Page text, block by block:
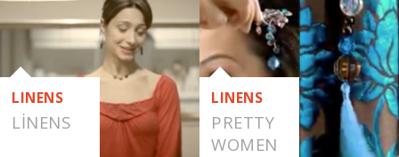
LINENS
LINENS
LINENS
PRETTY
WOMEN